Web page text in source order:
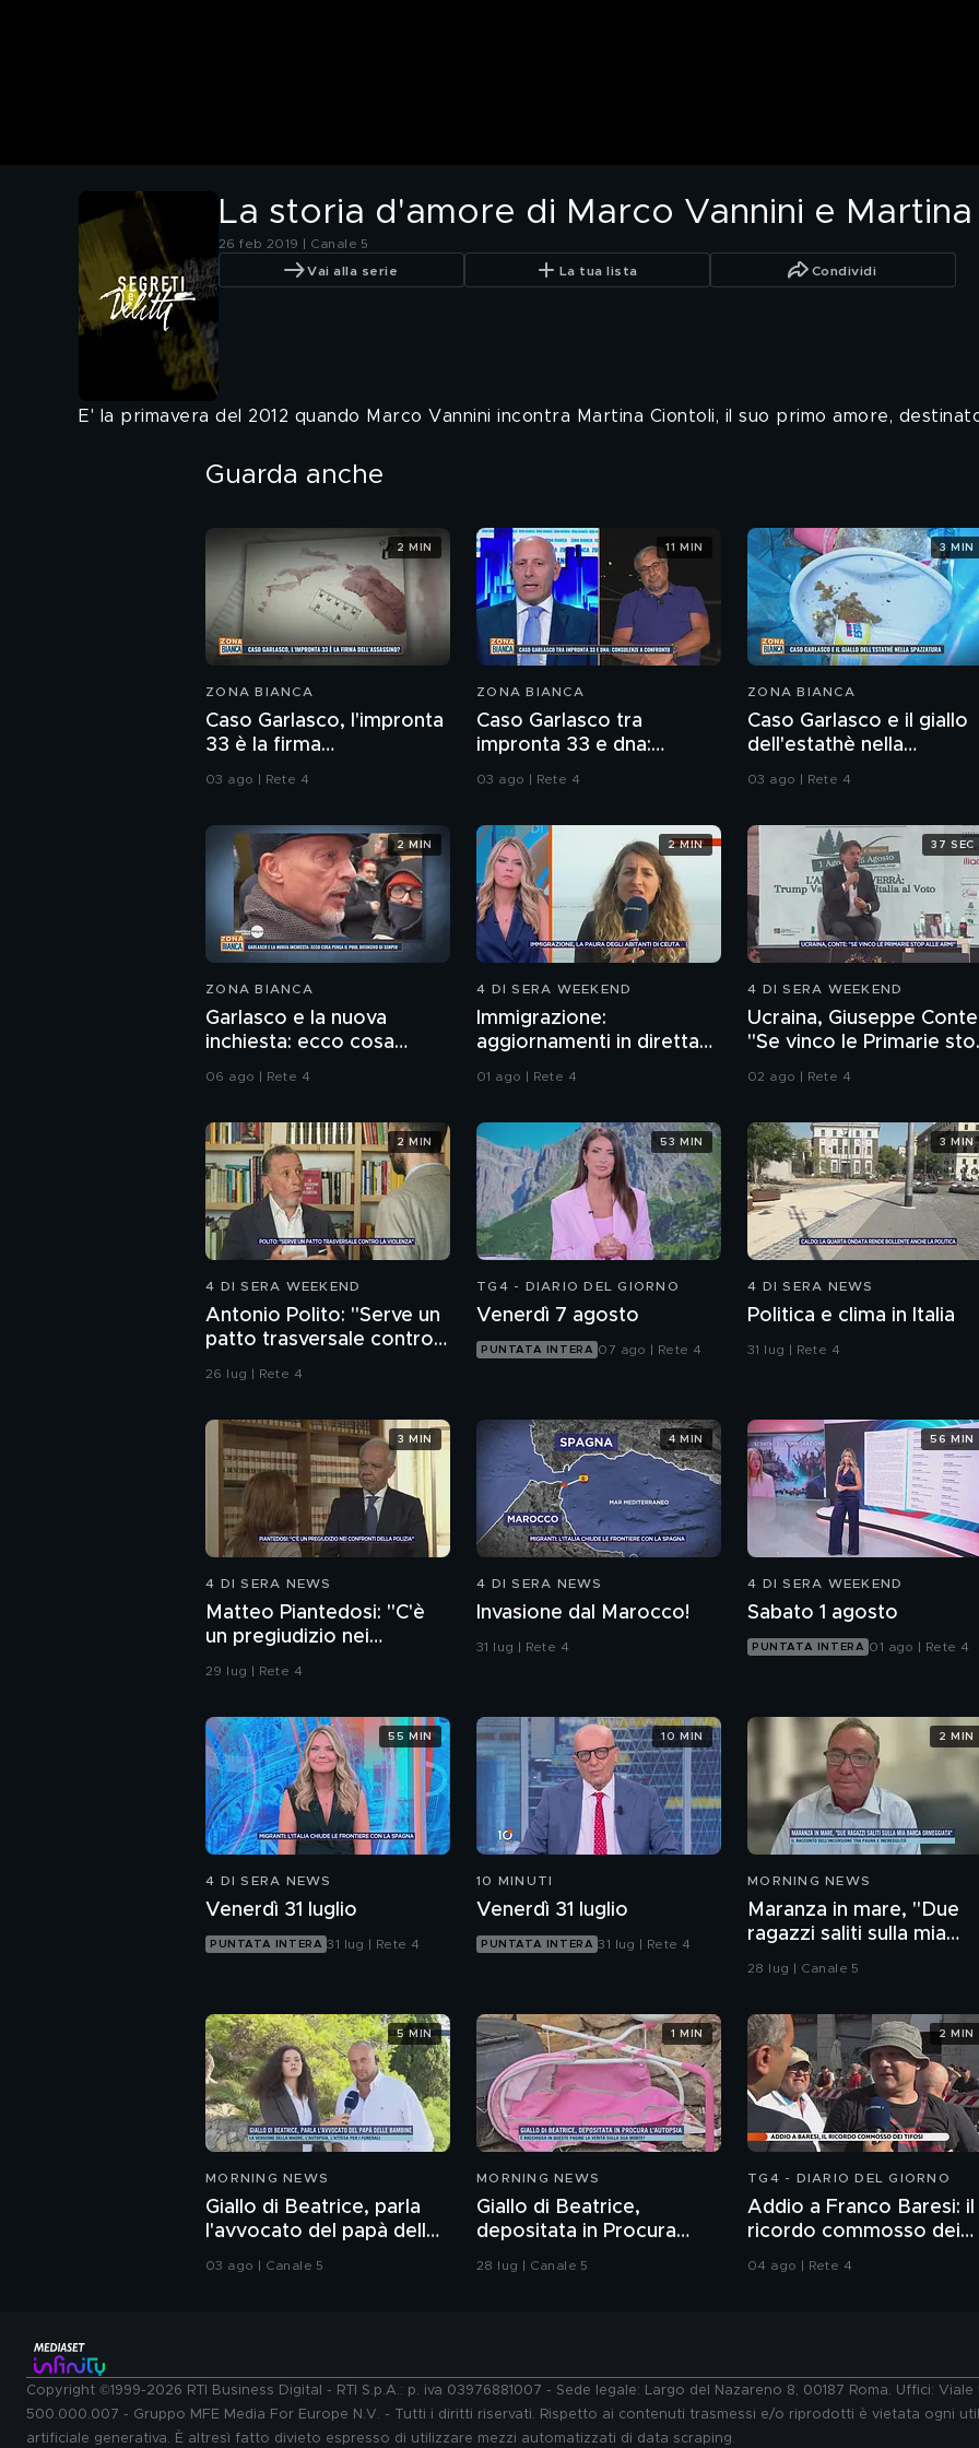
La storia d'amore di Marco Vannini e
26 feb 2019 | Canale 5
Vai alla serie La tua lista Condividi
E' la primavera del 2012 quando Marco Vannini incontra Martina Ciontoli, il suo primo amore,
Guarda anche
ZONA BIANCA
Caso Garlasco, l'impronta
33 è la firma
dell'assassino?
03 ago | Rete 4
2 MIN
ZONA BIANCA
Caso Garlasco tra
impronta 33 e dna:
consulenze a confronto
03 ago | Rete 4
11 MIN
ZONA BIANCA
Caso Garlasco e il giallo
dell'estathè nella
spazzatura
03 ago | Rete 4
3 MIN
ZONA BIANCA
Garlasco e la nuova
inchiesta: ecco cosa
pensa il pool difensivo di
06 ago | Rete 4
2 MIN
4 DI SERA WEEKEND
Immigrazione:
aggiornamenti in diretta
da Ceuta
01 ago | Rete 4
2 MIN
4 DI SERA WEEKEND
Ucraina, Giuseppe
"Se vinco le Primarie
alle armi"
02 ago | Rete 4
37 SEC
4 DI SERA WEEKEND
Antonio Polito: "Serve un
patto trasversale contro
la violenza"
26 lug | Rete 4
2 MIN
TG4 - DIARIO DEL GIORNO
Venerdì 7 agosto
PUNTATA INTERA 07 ago | Rete 4
53 MIN
4 DI SERA NEWS
Politica e clima in Italia
31 lug | Rete 4
3 MIN
4 DI SERA NEWS
Matteo Piantedosi: "C'è
un pregiudizio nei
confronti della polizia"
29 lug | Rete 4
3 MIN
4 DI SERA NEWS
Invasione dal Marocco!
31 lug | Rete 4
4 MIN
4 DI SERA WEEKEND
Sabato 1 agosto
PUNTATA INTERA 01 ago | Rete 4
56 MIN
4 DI SERA NEWS
Venerdì 31 luglio
PUNTATA INTERA 31 lug | Rete 4
55 MIN
10 MINUTI
Venerdì 31 luglio
PUNTATA INTERA 31 lug | Rete 4
10 MIN
MORNING NEWS
Maranza in mare, "Due
ragazzi saliti sulla mia
barca ormeggiata"
28 lug | Canale 5
2 MIN
MORNING NEWS
Giallo di Beatrice, parla
l'avvocato del papà delle
bambine
03 ago | Canale 5
5 MIN
MORNING NEWS
Giallo di Beatrice,
depositata in Procura
l'autopsia
28 lug | Canale 5
1 MIN
TG4 - DIARIO DEL GIORNO
Addio a Franco Baresi: il
ricordo commosso dei
04 ago | Rete 4
2 MIN
Copyright ©1999-2026 RTI Business Digital - RTI S.p.A.: p. iva 03976881007 - Sede legale: Largo del Nazareno 8, 00187 Roma. Uffici:
500.000.007 - Gruppo MFE Media For Europe N.V. - Tutti i diritti riservati. Rispetto ai contenuti trasmessi e/o riprodotti è vietata ogni
artificiale generativa. È altresì fatto divieto espresso di utilizzare mezzi automatizzati di data scraping.